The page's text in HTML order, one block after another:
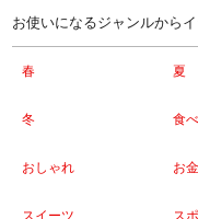
お使いになるジャンルから
春 夏
冬 食
おしゃれ お金
スイーツ ス